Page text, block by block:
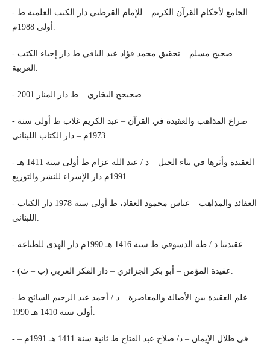
- الجامع لأحكام القرآن الكريم – للإمام القرطبي دار الكتب العلمية ط
أولى 1988م.
- صحيح مسلم – تحقيق محمد فؤاد عبد الباقي ط دار إحياء الكتب
العربية.
- صحيحح البخاري – ط دار المنار 2001.
- صراع المذاهب والعقيدة في القرآن – عبد الكريم غلاب ط أولى سنة
1973م – دار الكتاب اللبناني.
- العقيدة وأثرها في بناء الجيل – د / عبد الله عزام ط أولى سنة 1411 هـ
1991م دار الإسراء للنشر والتوزيع.
- العقائد والمذاهب – عباس محمود العقاد، ط أولى سنة 1978 دار الكتاب
اللبناني.
- عقيدتنا د / طه الدسوقي ط سنة 1416 هـ 1990م دار الهدى للطباعة.
- عقيدة المؤمن – أبو بكر الجزائري – دار الفكر العربي (ب – ث).
- علم العقيدة بين الأصالة والمعاصرة – د / أحمد عبد الرحيم السائح ط
أولى سنة 1410 هـ 1990.
- في ظلال الإيمان – د/ صلاح عبد الفتاح ط ثانية سنة 1411 هـ 1991م –